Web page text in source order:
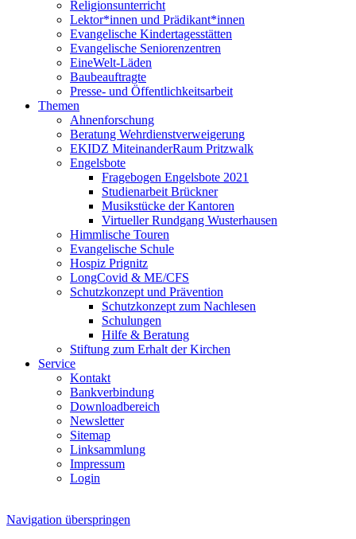
Religionsunterricht
Lektor*innen und Prädikant*innen
Evangelische Kindertagesstätten
Evangelische Seniorenzentren
EineWelt-Läden
Baubeauftragte
Presse- und Öffentlichkeitsarbeit
Themen
Ahnenforschung
Beratung Wehrdienstverweigerung
EKIDZ MiteinanderRaum Pritzwalk
Engelsbote
Fragebogen Engelsbote 2021
Studienarbeit Brückner
Musikstücke der Kantoren
Virtueller Rundgang Wusterhausen
Himmlische Touren
Evangelische Schule
Hospiz Prignitz
LongCovid & ME/CFS
Schutzkonzept und Prävention
Schutzkonzept zum Nachlesen
Schulungen
Hilfe & Beratung
Stiftung zum Erhalt der Kirchen
Service
Kontakt
Bankverbindung
Downloadbereich
Newsletter
Sitemap
Linksammlung
Impressum
Login
Navigation überspringen